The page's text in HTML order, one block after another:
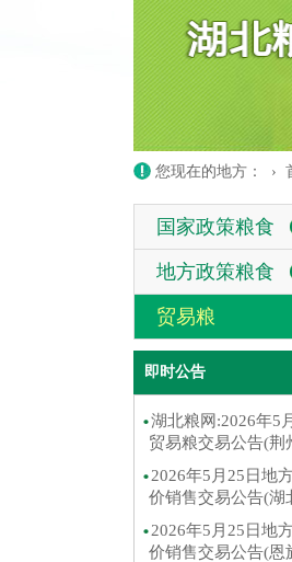
您现在的地方： ›
国家政策粮食
地方政策粮食
贸易粮
即时公告
湖北粮网:2026年5
贸易粮交易公告(荆
2026年5月25日地
价销售交易公告(湖
2026年5月25日地
价销售交易公告(恩